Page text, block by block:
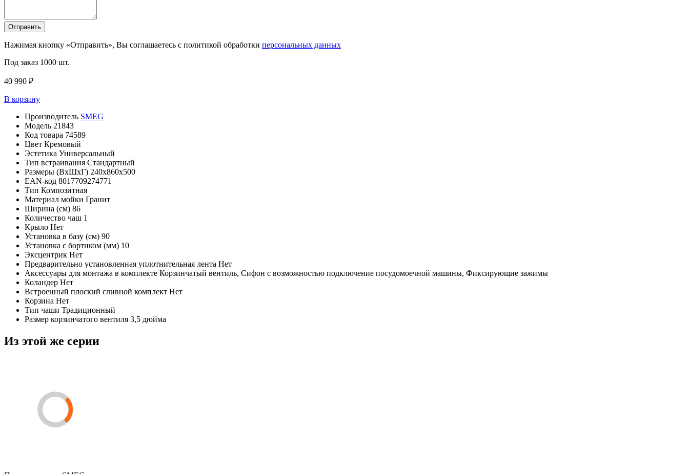
Отправить
Нажимая кнопку «Отправить», Вы соглашаетесь с политикой обработки персональных данных
Под заказ 1000 шт.
40 990 ₽
В корзину
Производитель SMEG
Модель 21843
Код товара 74589
Цвет Кремовый
Эстетика Универсальный
Тип встраивания Стандартный
Размеры (ВxШxГ) 240x860x500
EAN-код 8017709274771
Тип Композитная
Материал мойки Гранит
Ширина (см) 86
Количество чаш 1
Крыло Нет
Установка в базу (см) 90
Установка с бортиком (мм) 10
Эксцентрик Нет
Предварительно установленная уплотнительная лента Нет
Аксессуары для монтажа в комплекте Корзинчатый вентиль, Сифон с возможностью подключение посудомоечной машины, Фиксирующие зажимы
Коландер Нет
Встроенный плоский сливной комплект Нет
Корзина Нет
Тип чаши Традиционный
Размер корзинчатого вентиля 3,5 дюйма
Из этой же серии